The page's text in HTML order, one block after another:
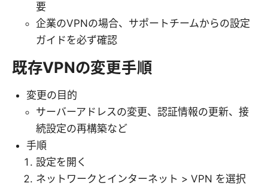
要
企業のVPNの場合、サポートチームからの設定
ガイドを必ず確認
既存VPNの変更手順
変更の目的
サーバーアドレスの変更、認証情報の更新、接
続設定の再構築など
手順
設定を開く
ネットワークとインターネット > VPN を選択